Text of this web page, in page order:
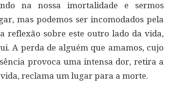
na nossa imortalidade e sermos
mas podemos ser incomodados pela
reflexão sobre este outro lado da vida,
A perda de alguém que amamos, cujo
provoca uma intensa dor, retira a
reclama um lugar para a morte.